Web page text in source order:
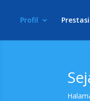
Profil Prestasi